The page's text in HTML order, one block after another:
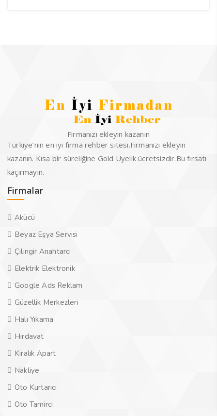
Firmanızı ekleyin kazanın
Türkiye’nin en iyi firma rehber sitesi.Firmanızı ekleyin
kazanın. Kısa bir süreliğine Gold Üyelik ücretsizdir.Bu fırsatı
kaçırmayın.
Firmalar
Akücü
Beyaz Eşya Servisi
Çilingir Anahtarcı
Elektrik Elektronik
Google Ads Reklam
Güzellik Merkezleri
Halı Yıkama
Hırdavat
Kiralık Apart
Nakliye
Oto Kurtarıcı
Oto Tamirci